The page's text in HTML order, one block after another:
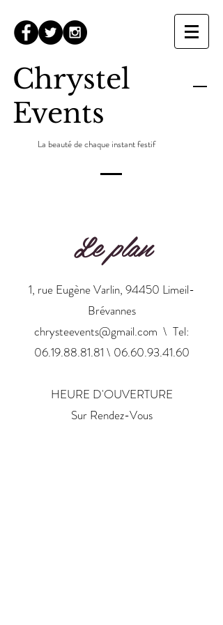
Chrystel
Events
La beauté de chaque instant festif
Le plan
1, rue Eugène Varlin, 94450 Limeil-
Brévannes
chrysteevents@gmail.com \ Tel:
06.19.88.81.81 \ 06.60.93.41.60
HEURE D'OUVERTURE
Sur Rendez-Vous